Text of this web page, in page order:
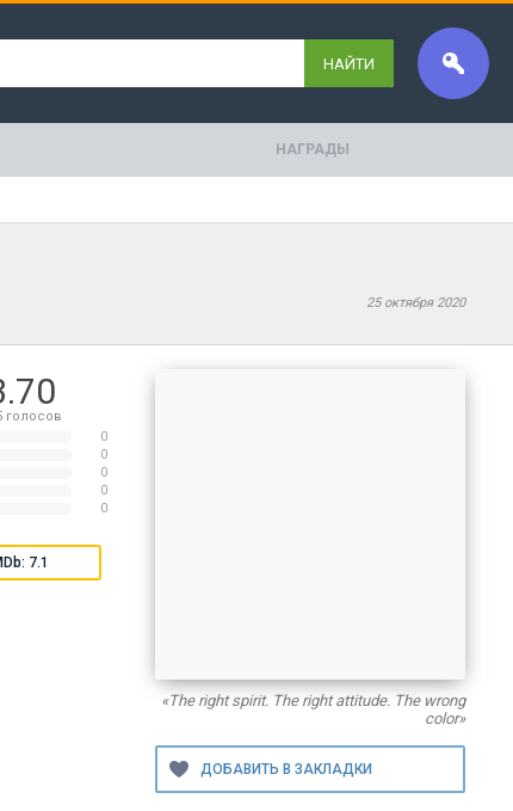
НАЙТИ
НАГРАДЫ
25 октября 2020
голосов
0
0
0
0
0
7.1
«The right spirit. The right attitude. The wrong
color»